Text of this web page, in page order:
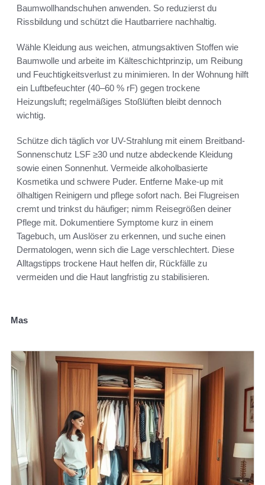
Baumwollhandschuhen anwenden. So reduzierst du
Rissbildung und schützt die Hautbarriere nachhaltig.
Wähle Kleidung aus weichen, atmungsaktiven Stoffen wie
Baumwolle und arbeite im Kälteschichtprinzip, um Reibung
und Feuchtigkeitsverlust zu minimieren. In der Wohnung hilft
ein Luftbefeuchter (40–60 % rF) gegen trockene
Heizungsluft; regelmäßiges Stoßlüften bleibt dennoch
wichtig.
Schütze dich täglich vor UV-Strahlung mit einem Breitband-
Sonnenschutz LSF ≥30 und nutze abdeckende Kleidung
sowie einen Sonnenhut. Vermeide alkoholbasierte
Kosmetika und schwere Puder. Entferne Make-up mit
ölhaltigen Reinigern und pflege sofort nach. Bei Flugreisen
cremt und trinkst du häufiger; nimm Reisegrößen deiner
Pflege mit. Dokumentiere Symptome kurz in einem
Tagebuch, um Auslöser zu erkennen, und suche einen
Dermatologen, wenn sich die Lage verschlechtert. Diese
Alltagstipps trockene Haut helfen dir, Rückfälle zu
vermeiden und die Haut langfristig zu stabilisieren.
Mas